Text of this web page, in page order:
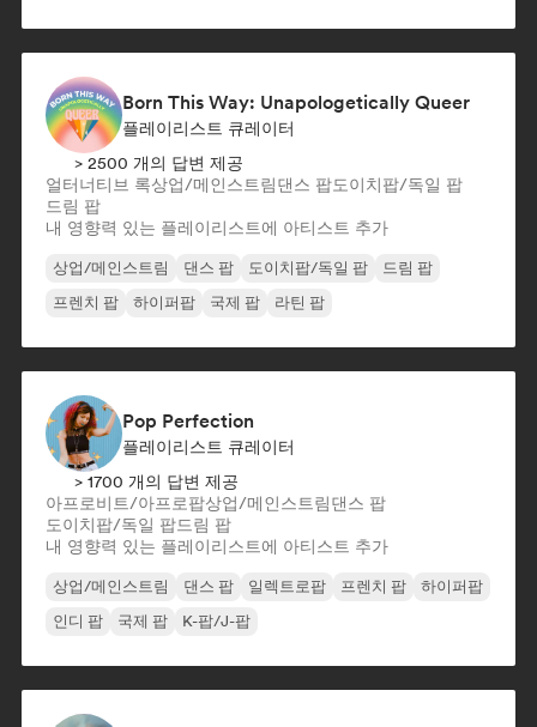
Born This Way: Unapologetically Queer
플레이리스트 큐레이터
> 2500 개의 답변 제공
얼터너티브 록상업/메인스트림댄스 팝도이치팝/독일 팝
드림 팝
내 영향력 있는 플레이리스트에 아티스트 추가
상업/메인스트림 댄스 팝 도이치팝/독일 팝
드림 팝
프렌치 팝
하이퍼팝 국제 팝 라틴 팝
Pop Perfection
플레이리스트 큐레이터
> 1700 개의 답변 제공
아프로비트/아프로팝상업/메인스트림댄스 팝
도이치팝/독일 팝드림 팝
내 영향력 있는 플레이리스트에 아티스트 추가
상업/메인스트림 댄스 팝 일렉트로팝 프렌치 팝
하이퍼팝
인디 팝
국제 팝 K-팝/J-팝